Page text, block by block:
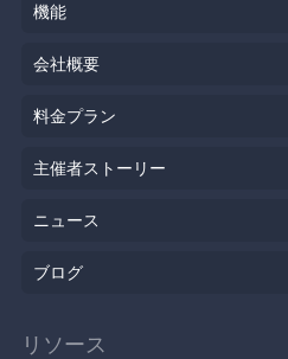
機能
会社概要
料金プラン
主催者ストーリー
ニュース
ブログ
リソース